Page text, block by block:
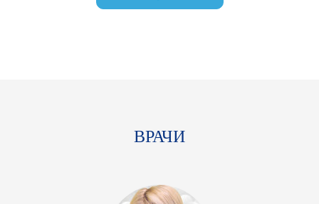
ВРАЧИ